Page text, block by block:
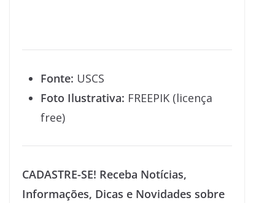
Fonte: USCS
Foto Ilustrativa: FREEPIK (licença
free)
CADASTRE-SE! Receba Notícias,
Informações, Dicas e Novidades sobre